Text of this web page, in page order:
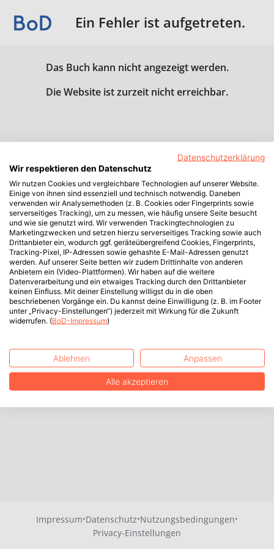
Ein Fehler ist aufgetreten.
Das Buch kann nicht angezeigt werden.
Die Website ist zurzeit nicht erreichbar.
Impressum·Datenschutz·Nutzungsbedingungen·
Privacy-Einstellungen
Datenschutzerklärung
Wir respektieren den Datenschutz
Wir nutzen Cookies und vergleichbare Technologien auf unserer Website.
Einige von ihnen sind essenziell und technisch notwendig. Daneben
verwenden wir Analysemethoden (z. B. Cookies oder Fingerprints sowie
serverseitiges Tracking), um zu messen, wie häufig unsere Seite besucht
und wie sie genutzt wird. Wir verwenden Trackingtechnologien zu
Marketingzwecken und setzen hierzu serverseitiges Tracking sowie auch
Drittanbieter ein, wodurch ggf. geräteübergreifend Cookies, Fingerprints,
Tracking-Pixel, IP-Adressen sowie gehashte E-Mail-Adressen genutzt
werden. Auf unserer Seite betten wir zudem Drittinhalte von anderen
Anbietern ein (Video-Plattformen). Wir haben auf die weitere
Datenverarbeitung und ein etwaiges Tracking durch den Drittanbieter
keinen Einfluss. Mit deiner Einstellung willigst du in die oben
beschriebenen Vorgänge ein. Du kannst deine Einwilligung (z. B. im Footer
unter „Privacy-Einstellungen“) jederzeit mit Wirkung für die Zukunft
widerrufen. (BoD-Impressum)
Ablehnen Anpassen
Alle akzeptieren